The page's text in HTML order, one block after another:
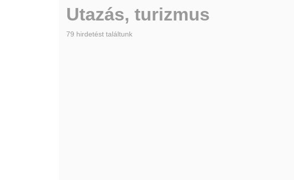
Utazás, turizmus
79 hirdetést találtunk